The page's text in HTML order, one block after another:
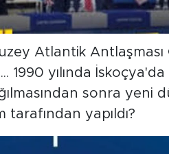
Kuzey Atlantik
yılında İskoçya'da
sonra yeni
yapıldı?